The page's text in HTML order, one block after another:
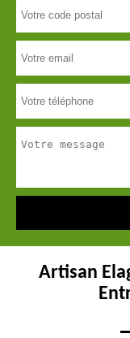
Artisan